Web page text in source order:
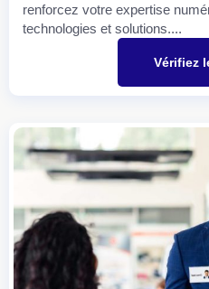
renforcez votre expertise
technologies et solutions....
Vérifiez